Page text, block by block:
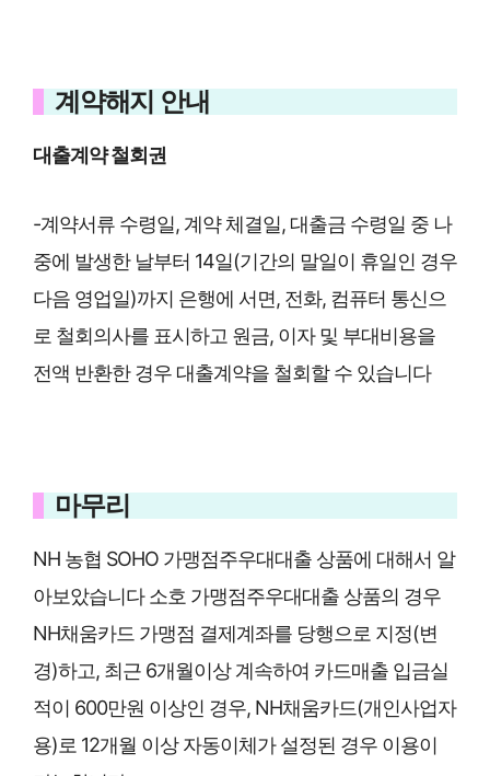
계약해지 안내
대출계약 철회권
-계약서류 수령일, 계약 체결일, 대출금 수령일 중 나
중에 발생한 날부터 14일(기간의 말일이 휴일인 경우
다음 영업일)까지 은행에 서면, 전화, 컴퓨터 통신으
로 철회의사를 표시하고 원금, 이자 및 부대비용을
전액 반환한 경우 대출계약을 철회할 수 있습니다
마무리
NH 농협 SOHO 가맹점주우대대출 상품에 대해서 알
아보았습니다 소호 가맹점주우대대출 상품의 경우
NH채움카드 가맹점 결제계좌를 당행으로 지정(변
경)하고, 최근 6개월이상 계속하여 카드매출 입금실
적이 600만원 이상인 경우, NH채움카드(개인사업자
용)로 12개월 이상 자동이체가 설정된 경우 이용이